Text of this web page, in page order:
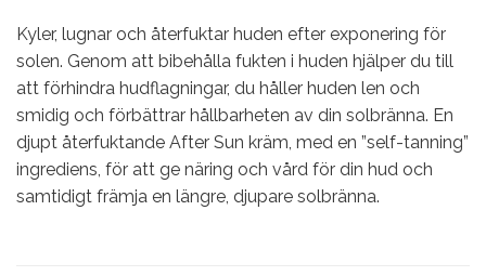
Kyler, lugnar och återfuktar huden efter exponering för
solen. Genom att bibehålla fukten i huden hjälper du till
att förhindra hudflagningar, du håller huden len och
smidig och förbättrar hållbarheten av din solbränna. En
djupt återfuktande After Sun kräm, med en ”self-tanning”
ingrediens, för att ge näring och vård för din hud och
samtidigt främja en längre, djupare solbränna.